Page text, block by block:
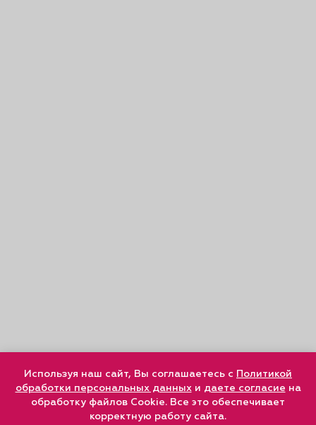
Используя наш сайт, Вы соглашаетесь с Политикой
обработки персональных данныхи даете согласие на
обработку файлов Cookie. Все это обеспечивает
корректную работу сайта.